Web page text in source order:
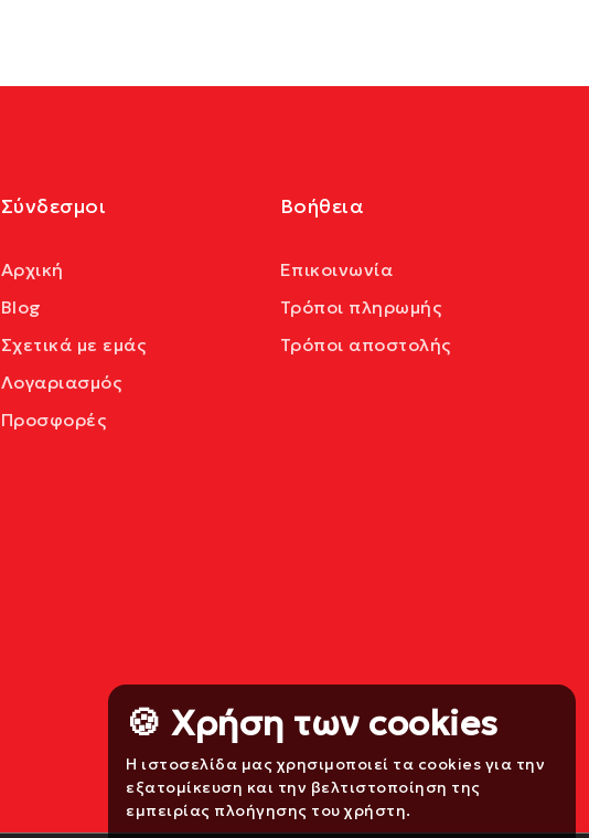
🍪 Χρήση των cookies
Η ιστοσελίδα μας χρησιμοποιεί τα cookies για την
εξατομίκευση και την βελτιστοποίηση της
εμπειρίας πλοήγησης του χρήστη.
Σύνδεσμοι
Αρχική
Blog
Σχετικά με εμάς
Λογαριασμός
Προσφορές
Βοήθεια
Επικοινωνία
Τρόποι πληρωμής
Τρόποι αποστολής